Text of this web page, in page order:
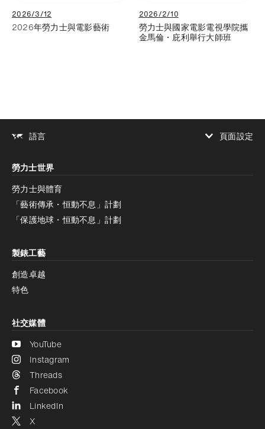
2026/3/12
2026年勞力士與電影藝術
2026/2/10
勞力士與國家電影電視學院攜
金馬倫・庇利舉行大師班
語言
頁面設定
增加對比度
停用
減少動畫
減少動畫
停用
勞力士世界
勞力士與體育
「藝術傳承・恒動不息」計劃
「保護地球・恒動不息」計劃
製錶工藝
創造卓越
特色
社交媒體
YouTube
Instagram
Threads
Facebook
LinkedIn
X